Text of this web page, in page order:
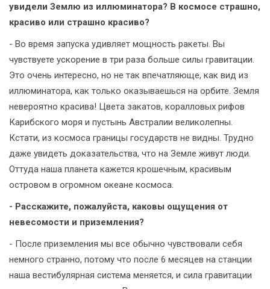
увидели Землю из иллюминатора? В космосе страшно,
красиво или страшно красиво?
- Во время запуска удивляет мощность ракеты. Вы
чувствуете ускорение в три раза больше силы гравитации.
Это очень интересно, но не так впечатляюще, как вид из
иллюминатора, как только оказываешься на орбите. Земля
невероятно красива! Цвета закатов, коралловых рифов
Карибского моря и пустынь Австралии великолепны.
Кстати, из космоса границы государств не видны. Трудно
даже увидеть доказательства, что на Земле живут люди.
Оттуда наша планета кажется крошечным, красивым
островом в огромном океане космоса.
- Расскажите, пожалуйста, каковы ощущения от
невесомости и приземления?
- После приземления мы все обычно чувствовали себя
немного странно, потому что после 6 месяцев на станции
наша вестибулярная система меняется, и сила гравитации